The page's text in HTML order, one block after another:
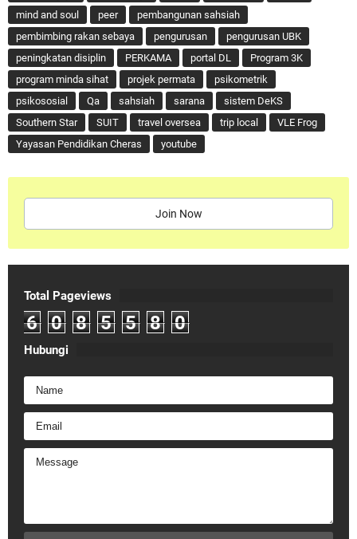
mind and soul
peer
pembangunan sahsiah
pembimbing rakan sebaya
pengurusan
pengurusan UBK
peningkatan disiplin
PERKAMA portal DL
Program 3K
program minda sihat
projek permata
psikometrik
psikososial
Qa sahsiah sarana
sistem DeKS
Southern Star
SUIT travel oversea trip local
VLE Frog
Yayasan Pendidikan Cheras
youtube
Join Now
Total Pageviews
6 0 8 5 5 8 0
Hubungi